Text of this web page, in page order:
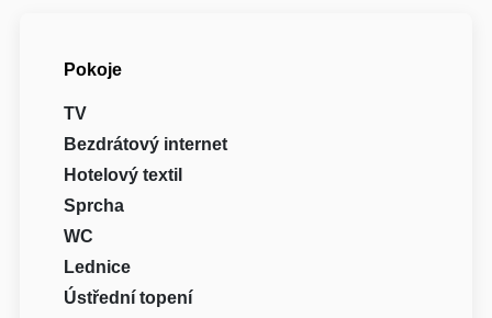
Pokoje
TV
Bezdrátový internet
Hotelový textil
Sprcha
WC
Lednice
Ústřední topení